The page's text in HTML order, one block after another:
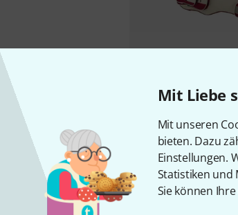
Mit Liebe
Mit unseren
bieten. Dazu
Einstellungen.
Statistiken und
Sie können